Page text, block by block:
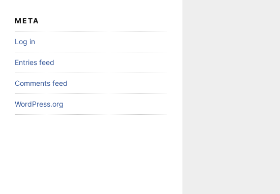
META
Log in
Entries feed
Comments feed
WordPress.org